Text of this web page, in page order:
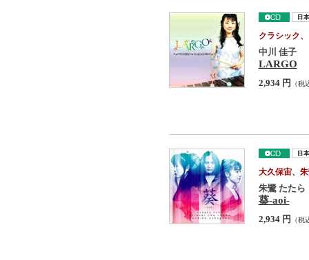
クラシック
中川 佳子
LARGO
2,934 円 （税
大久保宙、
朱鷺 たたら
葵-aoi-
2,934 円 （税